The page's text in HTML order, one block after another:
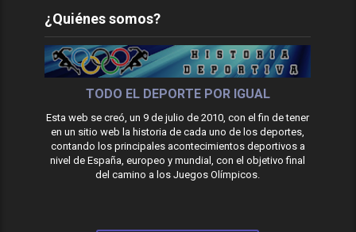
¿Quiénes somos?
TODO EL DEPORTE POR IGUAL
Esta web se creó, un 9 de julio de 2010, con el fin de tener
en un sitio web la historia de cada uno de los deportes,
contando los principales acontecimientos deportivos a
nivel de España, europeo y mundial, con el objetivo final
del camino a los Juegos Olímpicos.